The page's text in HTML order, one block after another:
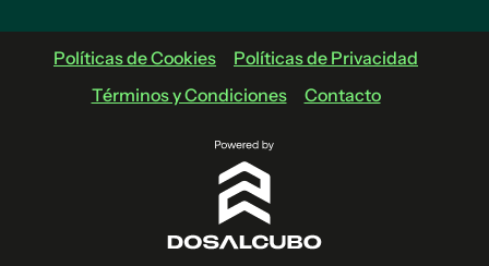
Políticas de Cookies
Políticas de Privacidad
Términos y Condiciones
Contacto